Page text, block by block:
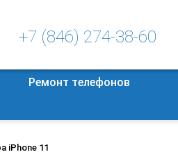
+7 (846) 274-38-60
Ремонт телефонов
iPhone 11